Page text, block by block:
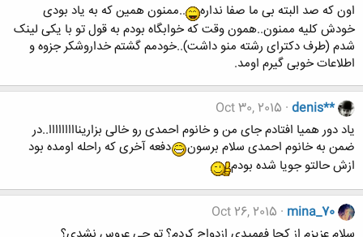
اون که صد البته بی ما صفا نداره
..ممنون همین که به یاد بودی
خودش کلیه ممنون..همون وقت که خوابگاه بودم به قول تو با یکی لینک
شدم (طرف دکترای رشته منو داشت)..خودمم گشتم خداروشکر جزوه و
اطلاعات خوبی گیرم اومد.
denis**
Oct 30, 2015
یاد دور همیا افتادم جای من و خانوم احمدی رو خالی بزارینااااااااا..در
ضمن به خانوم احمدی سلام برسون
دفعه آخری که راحله اومده بود
ازش حالتو جویا شده بودم
mina_70
Oct 26, 2015